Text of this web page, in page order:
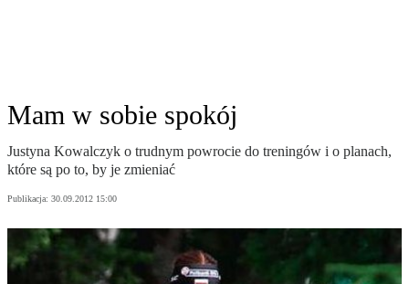
Mam w sobie spokój
Justyna Kowalczyk o trudnym powrocie do treningów i o planach,
które są po to, by je zmieniać
Publikacja: 30.09.2012 15:00